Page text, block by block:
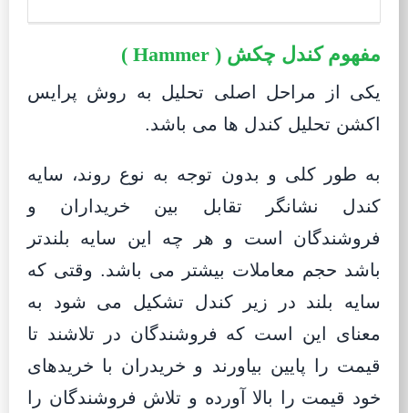
مفهوم کندل چکش ( Hammer )
یکی از مراحل اصلی تحلیل به روش پرایس
اکشن تحلیل کندل ها می باشد.
به طور کلی و بدون توجه به نوع روند، سایه
کندل نشانگر تقابل بین خریداران و
فروشندگان است و هر چه این سایه بلندتر
باشد حجم معاملات بیشتر می باشد. وقتی که
سایه بلند در زیر کندل تشکیل می شود به
معنای این است که فروشندگان در تلاشند تا
قیمت را پایین بیاورند و خریدران با خریدهای
خود قیمت را بالا آورده و تلاش فروشندگان را